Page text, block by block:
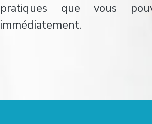
pratiques que vous
immédiatement.